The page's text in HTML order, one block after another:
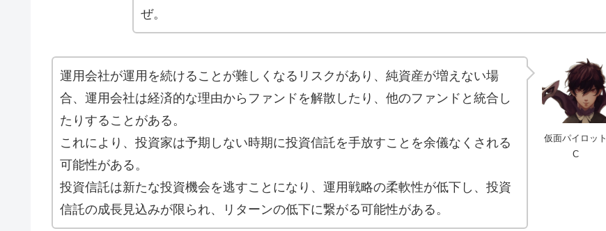
ぜ。
仮面パイロット
C
運用会社が運用を続けることが難しくなるリスクがあり、純資産が増えない場
合、運用会社は経済的な理由からファンドを解散したり、他のファンドと統合し
たりすることがある。
これにより、投資家は予期しない時期に投資信託を手放すことを余儀なくされる
可能性がある。
投資信託は新たな投資機会を逃すことになり、運用戦略の柔軟性が低下し、投資
信託の成長見込みが限られ、リターンの低下に繋がる可能性がある。